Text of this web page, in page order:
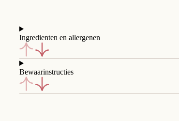
Ingredienten en allergenen
Bewaarinstructies